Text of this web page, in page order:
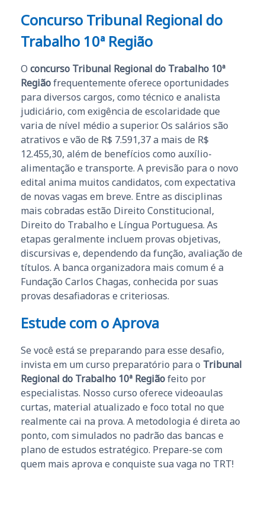
Concurso Tribunal Regional do
Trabalho 10ª Região
O concurso Tribunal Regional do Trabalho 10ª
Regiãofrequentemente oferece oportunidades
para diversos cargos, como técnico e analista
judiciário, com exigência de escolaridade que
varia de nível médio a superior. Os salários são
atrativos e vão de R$ 7.591,37 a mais de R$
12.455,30, além de benefícios como auxílio-
alimentação e transporte. A previsão para o novo
edital anima muitos candidatos, com expectativa
de novas vagas em breve. Entre as disciplinas
mais cobradas estão Direito Constitucional,
Direito do Trabalho e Língua Portuguesa. As
etapas geralmente incluem provas objetivas,
discursivas e, dependendo da função, avaliação de
títulos. A banca organizadora mais comum é a
Fundação Carlos Chagas, conhecida por suas
provas desafiadoras e criteriosas.
Estude com o Aprova
Se você está se preparando para esse desafio,
invista em um curso preparatório para o Tribunal
Regional do Trabalho 10ª Regiãofeito por
especialistas. Nosso curso oferece videoaulas
curtas, material atualizado e foco total no que
realmente cai na prova. A metodologia é direta ao
ponto, com simulados no padrão das bancas e
plano de estudos estratégico. Prepare-se com
quem mais aprova e conquiste sua vaga no TRT!